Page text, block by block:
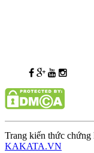
Trang kiến thức
KAKATA.VN